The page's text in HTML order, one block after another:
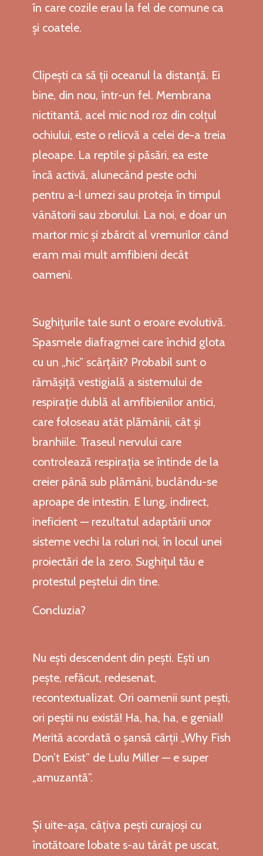
în care cozile erau la fel de comune ca
și coatele.
Clipești ca să ții oceanul la distanță. Ei
bine, din nou, într-un fel. Membrana
nictitantă, acel mic nod roz din colțul
ochiului, este o relicvă a celei de-a treia
pleoape. La reptile și păsări, ea este
încă activă, alunecând peste ochi
pentru a-l umezi sau proteja în timpul
vânătorii sau zborului. La noi, e doar un
martor mic și zbârcit al vremurilor când
eram mai mult amfibieni decât
oameni.
Sughițurile tale sunt o eroare evolutivă.
Spasmele diafragmei care închid glota
cu un „hic” scârțâit? Probabil sunt o
rămășiță vestigială a sistemului de
respirație dublă al amfibienilor antici,
care foloseau atât plămânii, cât și
branhiile. Traseul nervului care
controlează respirația se întinde de la
creier până sub plămâni, buclându-se
aproape de intestin. E lung, indirect,
ineficient — rezultatul adaptării unor
sisteme vechi la roluri noi, în locul unei
proiectări de la zero. Sughițul tău e
protestul peștelui din tine.
Concluzia?
Nu ești descendent din pești. Ești un
pește, refăcut, redesenat,
recontextualizat. Ori oamenii sunt pești,
ori peștii nu există! Ha, ha, ha, e genial!
Merită acordată o șansă cărții „Why Fish
Don’t Exist” de Lulu Miller — e super
„amuzantă”.
Și uite-așa, câțiva pești curajoși cu
înotătoare lobate s-au târât pe uscat,